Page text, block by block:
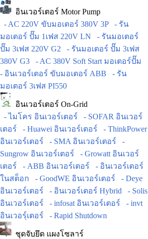
อินเวอร์เตอร์ Motor Pump
- AC 220V ขับมอเตอร์ 380V 3P
- รัน
มอเตอร์ ปั๊ม 1เฟส 220V LN
- รันมอเตอร์
ปั๊ม 3เฟส 220V G2
- รันมอเตอร์ ปั๊ม 3เฟส
380V G3
- AC 380V Soft Start มอเตอร์ปั๊ม
- อินเวอร์เตอร์ ขับมอเตอร์ ABB
- รัน
มอเตอร์ 3เฟส PI550
อินเวอร์เตอร์ On-Grid
- ไมโคร อินเวอร์เตอร์
- SOFAR อินเวอร์
เตอร์
- Huawei อินเวอร์เตอร์
- ThinkPower
อินเวอร์เตอร์
- SMA อินเวอร์เตอร์
-
Sungrow อินเวอร์เตอร์
- Growatt อินเวอร์
เตอร์
- ABB อินเวอร์เตอร์
- อินเวอร์เตอร์
ในสต็อก
- GoodWE อินเวอร์เตอร์
- Deye
อินเวอร์เตอร์
- อินเวอร์เตอร์ Hybrid
- Solis
อินเวอร์เตอร์
- infosat อินเวอร์เตอร์
- invt
อินเวอร์ฺเตอร์
- Rapid Shutdown
ชุดจับยึด แผงโซลาร์